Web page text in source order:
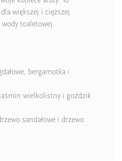
większej i cięższej
toaletowej.
bergamotka i
wielkolistny i goździk
sandałowe i drzewo